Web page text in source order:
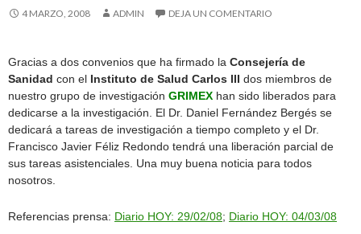
4 MARZO, 2008 ADMIN DEJA UN COMENTARIO
Gracias a dos convenios que ha firmado la Consejería de
Sanidad con el Instituto de Salud Carlos III dos miembros de
nuestro grupo de investigación GRIMEX han sido liberados para
dedicarse a la investigación. El Dr. Daniel Fernández Bergés se
dedicará a tareas de investigación a tiempo completo y el Dr.
Francisco Javier Féliz Redondo tendrá una liberación parcial de
sus tareas asistenciales. Una muy buena noticia para todos
nosotros.
Referencias prensa: Diario HOY: 29/02/08; Diario HOY: 04/03/08